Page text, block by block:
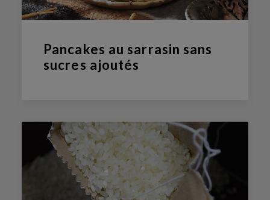
Pancakes au sarrasin sans
sucres ajoutés